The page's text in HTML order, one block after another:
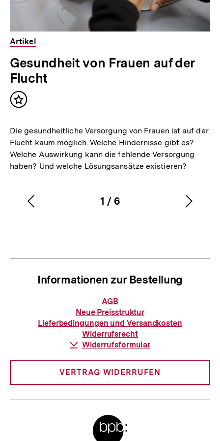
Artikel
Gesundheit von Frauen auf der
Flucht
Inhalt
Die gesundheitliche Versorgung von Frauen ist auf der
Flucht kaum möglich. Welche Hindernisse gibt es?
Welche Auswirkung kann die fehlende Versorgung
haben? Und welche Lösungsansätze existieren?
Karussellinhalt
1
von
/ 6
Vorherigen
Informationen zur Bestellung
Informationen
zur
Bestellung
AGB
Neue Preisstruktur
Lieferbedingungen und Versandkosten
Widerrufsrecht
Download-
Widerrufsformular
VERTRAG WIDERRUFEN